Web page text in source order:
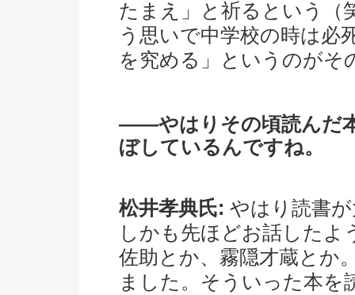
たまえ」と祈るという（
う思いで中学校の時は必
を究める」というのがそ
――やはりその頃読んだ
ぼしているんですね。
松井孝典氏: やはり読書
しかも先ほどお話したよ
佐助とか、霧隠才蔵とか
ました。そういった本を